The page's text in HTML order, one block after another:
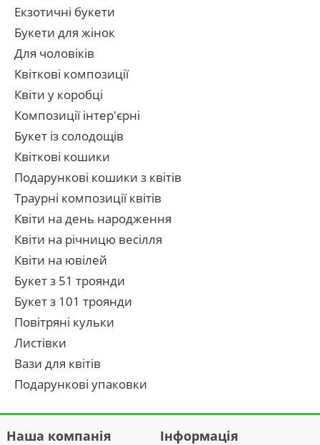
Екзотичні букети
Букети для жінок
Для чоловіків
Квіткові композиції
Квіти у коробці
Композиції інтер'єрні
Букет із солодощів
Квіткові кошики
Подарункові кошики з квітів
Траурні композиції квітів
Квіти на день народження
Квіти на річницю весілля
Квіти на ювілей
Букет з 51 троянди
Букет з 101 троянди
Повітряні кульки
Листівки
Вази для квітів
Подарункові упаковки
Наша компанія Інформація